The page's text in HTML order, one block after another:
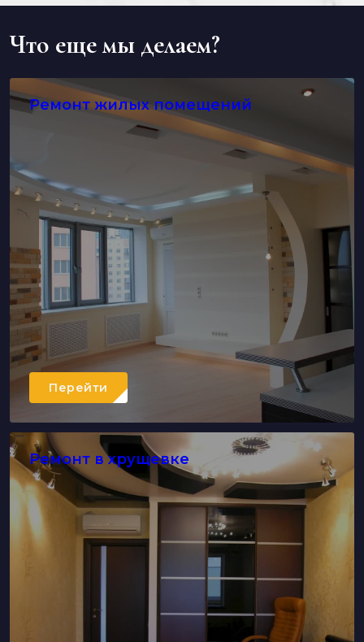
Что еще мы делаем?
Ремонт жилых помещений
Перейти
Ремонт в хрущевке